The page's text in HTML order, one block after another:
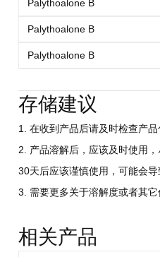
Palythoalone B
Palythoalone B
Palythoalone B
存储建议
1. 在收到产品后请及时检查产
2. 产品溶解后，应该及时使用
30天后应该谨慎使用，可能会导
3. 需要更多关于溶解度或者其
相关产品